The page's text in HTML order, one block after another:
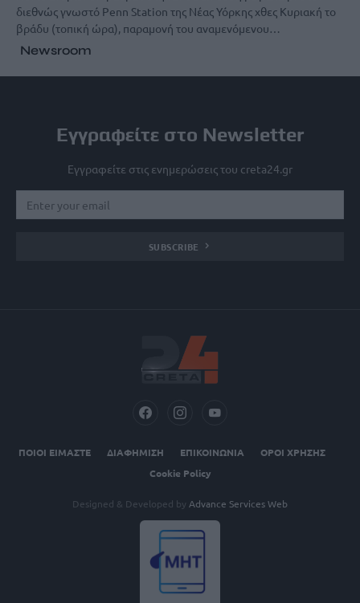
διεθνώς γνωστό Penn Station της Νέας Υόρκης χθες Κυριακή το
βράδυ (τοπική ώρα), παραμονή του αναμενόμενου…
Newsroom
Εγγραφείτε στο Newsletter
Εγγραφείτε στις ενημερώσεις του creta24.gr
SUBSCRIBE
ΠΟΙΟΙ ΕΙΜΑΣΤΕ ΔΙΑΦΗΜΙΣΗ ΕΠΙΚΟΙΝΩΝΙΑ
ΟΡΟΙ ΧΡΗΣΗΣ
Cookie Policy
Designed & Developed by Advance Services Web